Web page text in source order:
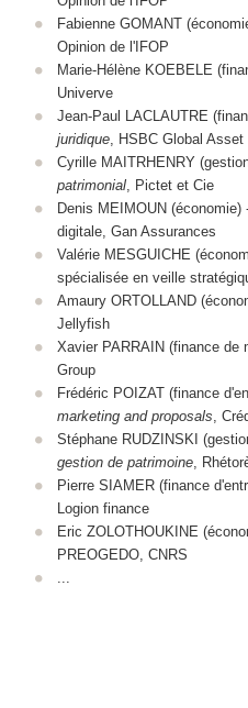
Fabienne GOMANT
Opinion de l'IFOP
Marie-Hélène KOEBELE
Univerve
Jean-Paul LACLAUTRE
juridique, HSBC Global Asset
Cyrille MAITRHENRY
patrimonial, Pictet et Cie
Denis MEIMOUN
digitale, Gan Assurances
Valérie MESGUICHE
spécialisée en veille
Amaury ORTOLLAND
Jellyfish
Xavier PARRAIN (finance de
Group
Frédéric POIZAT (finance
marketing and proposals,
Stéphane RUDZINSKI
gestion de patrimoine,
Pierre SIAMER (finance
Logion finance
Eric ZOLOTHOUKINE
PREOGEDO, CNRS
...